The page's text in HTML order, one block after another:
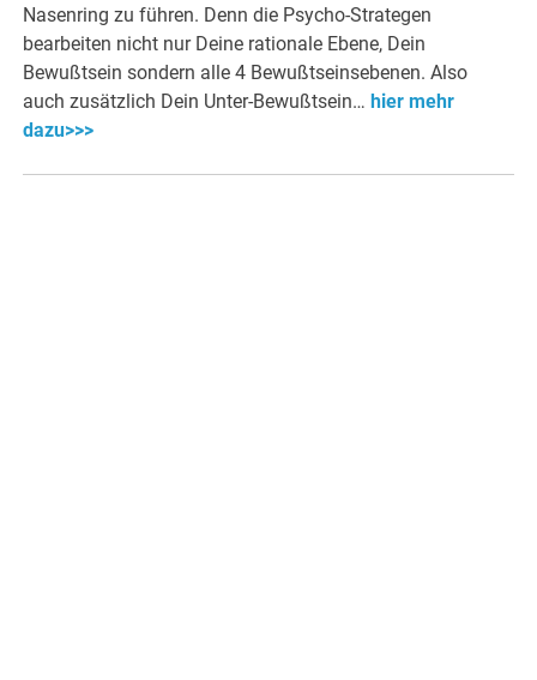
Nasenring zu führen. Denn die Psycho-Strategen
bearbeiten nicht nur Deine rationale Ebene, Dein
Bewußtsein sondern alle 4 Bewußtseinsebenen. Also
auch zusätzlich Dein Unter-Bewußtsein… hier mehr
dazu>>>